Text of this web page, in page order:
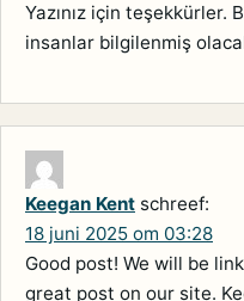
Yazınız için teşekkürler.
insanlar bilgilenmiş
Keegan Kent schreef:
18 juni 2025 om 03:28
Good post! We will be
great post on our site.